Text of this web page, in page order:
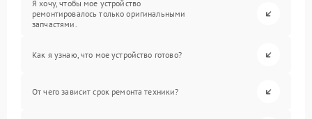
Я хочу, чтобы мое устройство
ремонтировалось только оригинальными
запчастями.
Как я узнаю, что мое устройство готово?
От чего зависит срок ремонта техники?